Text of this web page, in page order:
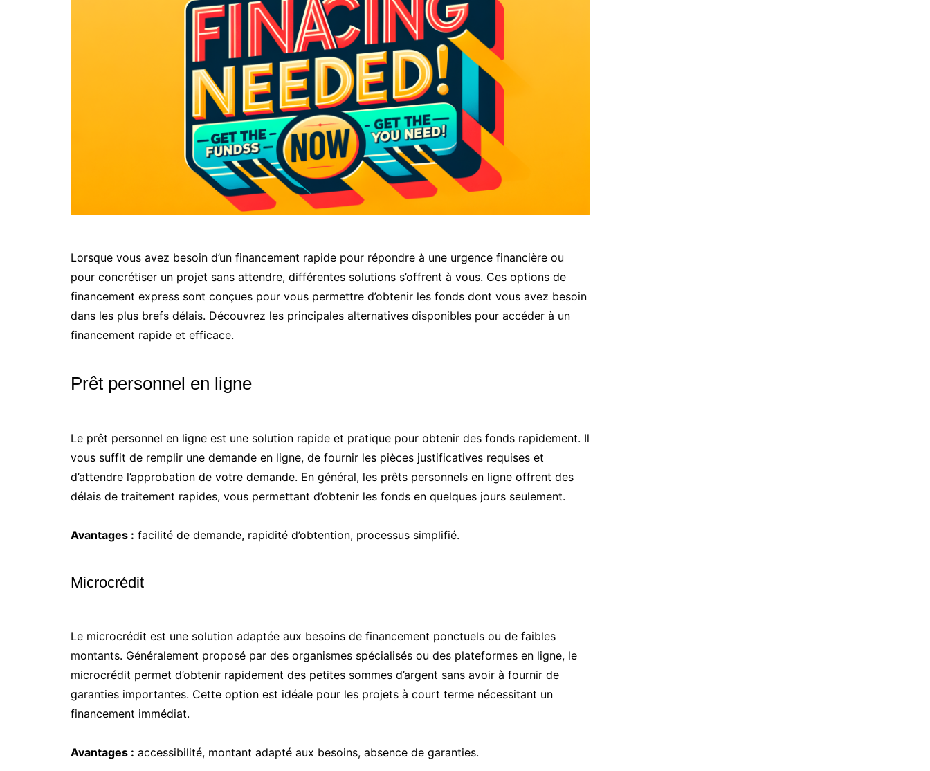
Lorsque vous avez besoin d’un financement rapide pour répondre à une urgence financière ou
pour concrétiser un projet sans attendre, différentes solutions s’offrent à vous. Ces options de
financement express sont conçues pour vous permettre d’obtenir les fonds dont vous avez besoin
dans les plus brefs délais. Découvrez les principales alternatives disponibles pour accéder à un
financement rapide et efficace.
Prêt personnel en ligne
Le prêt personnel en ligne est une solution rapide et pratique pour obtenir des fonds rapidement. Il
vous suffit de remplir une demande en ligne, de fournir les pièces justificatives requises et
d’attendre l’approbation de votre demande. En général, les prêts personnels en ligne offrent des
délais de traitement rapides, vous permettant d’obtenir les fonds en quelques jours seulement.
Avantages : facilité de demande, rapidité d’obtention, processus simplifié.
Microcrédit
Le microcrédit est une solution adaptée aux besoins de financement ponctuels ou de faibles
montants. Généralement proposé par des organismes spécialisés ou des plateformes en ligne, le
microcrédit permet d’obtenir rapidement des petites sommes d’argent sans avoir à fournir de
garanties importantes. Cette option est idéale pour les projets à court terme nécessitant un
financement immédiat.
Avantages : accessibilité, montant adapté aux besoins, absence de garanties.